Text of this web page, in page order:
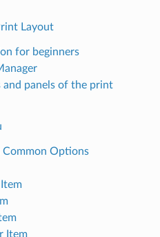
Layout
for beginners
and panels of the print
Common Options
Item